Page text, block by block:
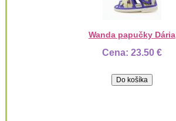
Wanda papučky Dária
Cena: 23.50 €